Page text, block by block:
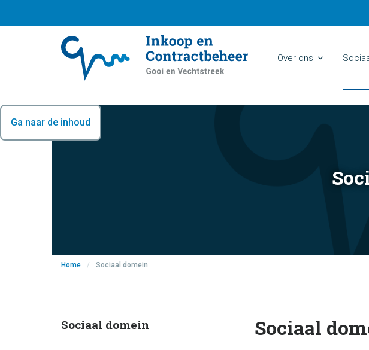
Ga naar de inhoud
Over ons
Home / Sociaal domein
Sociaal domein Sociaal